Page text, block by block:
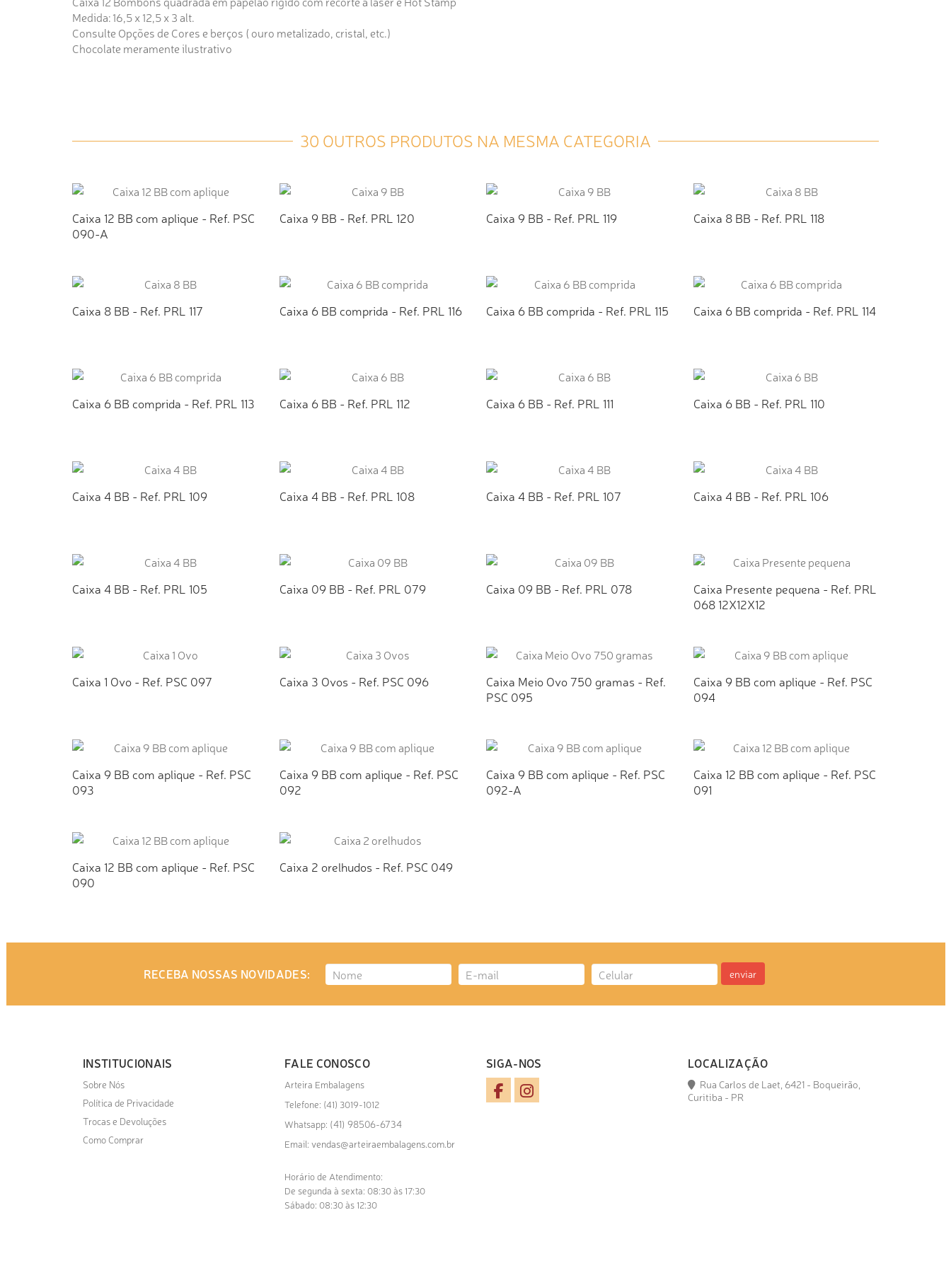
Medida: 16,5 x 12,5 x 3 alt.
Consulte Opções de Cores e berços ( ouro metalizado, cristal, etc.)
Chocolate meramente ilustrativo
30 OUTROS PRODUTOS NA MESMA CATEGORIA
Caixa 12 BB com aplique - Ref. PSC
090-A
Caixa 9 BB - Ref. PRL 120 Caixa 9 BB - Ref. PRL 119 Caixa 8 BB - Ref. PRL 118
Caixa 8 BB - Ref. PRL 117 Caixa 6 BB comprida - Ref. PRL 116 Caixa 6 BB comprida - Ref. PRL 115 Caixa 6 BB comprida - Ref. PRL 114
Caixa 6 BB comprida - Ref. PRL 113 Caixa 6 BB - Ref. PRL 112 Caixa 6 BB - Ref. PRL 111 Caixa 6 BB - Ref. PRL 110
Caixa 4 BB - Ref. PRL 109 Caixa 4 BB - Ref. PRL 108 Caixa 4 BB - Ref. PRL 107 Caixa 4 BB - Ref. PRL 106
Caixa 4 BB - Ref. PRL 105 Caixa 09 BB - Ref. PRL 079 Caixa 09 BB - Ref. PRL 078
Caixa Presente pequena - Ref. PRL
068 12X12X12
Caixa 1 Ovo - Ref. PSC 097 Caixa 3 Ovos - Ref. PSC 096
Caixa Meio Ovo 750 gramas - Ref.
PSC 095
Caixa 9 BB com aplique - Ref. PSC
094
Caixa 9 BB com aplique - Ref. PSC
093
Caixa 9 BB com aplique - Ref. PSC
092
Caixa 9 BB com aplique - Ref. PSC
092-A
Caixa 12 BB com aplique - Ref. PSC
091
Caixa 12 BB com aplique - Ref. PSC
090
Caixa 2 orelhudos - Ref. PSC 049
RECEBA NOSSAS NOVIDADES: enviar
INSTITUCIONAIS
Sobre Nós
Política de Privacidade
Trocas e Devoluções
Como Comprar
FALE CONOSCO
Arteira Embalagens
Telefone: (41) 3019-1012
Whatsapp: (41) 98506-6734
Email: vendas@arteiraembalagens.com.br
Horário de Atendimento:
De segunda à sexta: 08:30 às 17:30
Sábado: 08:30 às 12:30
SIGA-NOS LOCALIZAÇÃO
Rua Carlos de Laet, 6421 - Boqueirão,
Curitiba - PR